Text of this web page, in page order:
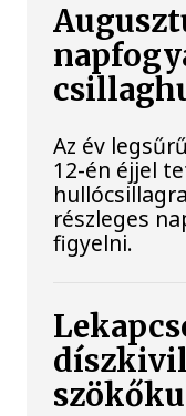
Az év
12-én éjjel
részleges
figyelni.